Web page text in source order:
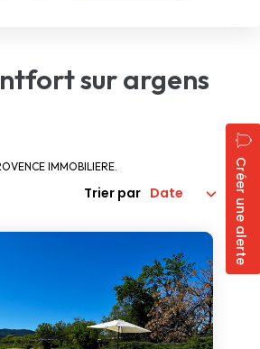
sur argens
IMMOBILIERE. Créer une alerte
Trier par